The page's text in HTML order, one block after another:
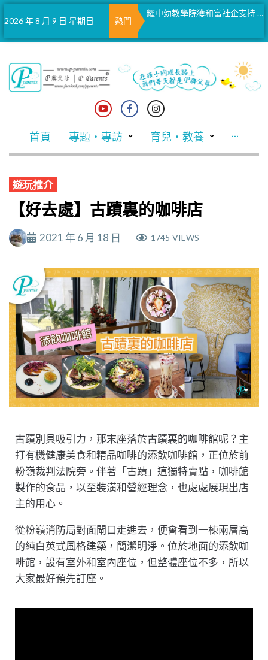
2026 年 8 月 9 日 星期日 熱門
耀中幼教學院獲和富社企支持 推幼稚園英語教學支援計劃
蜘蛛仔實現承諾 讓捨身護妹被犬咬傷男童參觀片場馬會聖誕掛飾義賣 與大館愛心樹同步閃耀
首頁 專題・專訪 育兒・教養 ···
遊玩推介
【好去處】古蹟裏的咖啡店
2021 年 6 月 18 日 1745 VIEWS
古蹟別具吸引力，那末座落於古蹟裏的咖啡館呢？主
打有機健康美食和精品咖啡的添飲咖啡館，正位於前
粉嶺裁判法院旁。伴著「古蹟」這獨特賣點，咖啡館
製作的食品，以至裝潢和營經理念，也處處展現出店
主的用心。
從粉嶺消防局對面閘口走進去，便會看到一棟兩層高
的純白英式風格建築，簡潔明淨。位於地面的添飲咖
啡館，設有室外和室內座位，但整體座位不多，所以
大家最好預先訂座。